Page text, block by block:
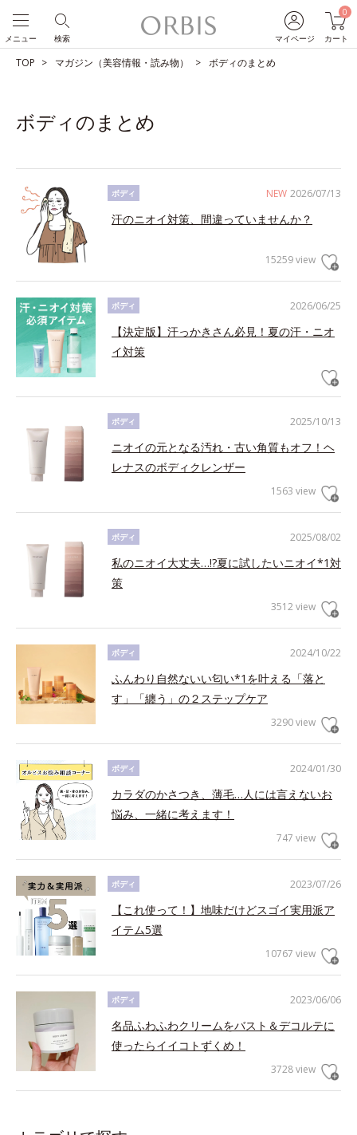
マイページ
0
カート
検索
メニュー
TOP マガジン（美容情報・読み物） ボディのまとめ
ボディのまとめ
NEW 2026/07/13
ボディ
汗のニオイ対策、間違っていませんか？
15259 view
2026/06/25
ボディ
【決定版】汗っかきさん必見！夏の汗・ニオ
イ対策
2025/10/13
ボディ
ニオイの元となる汚れ・古い角質もオフ！ヘ
レナスのボディクレンザー
1563 view
2025/08/02
ボディ
私のニオイ大丈夫…!?夏に試したいニオイ*1対
策
3512 view
2024/10/22
ボディ
ふんわり自然ないい匂い*1を叶える「落と
す」「纏う」の２ステップケア
3290 view
2024/01/30
ボディ
カラダのかさつき、薄毛…人には言えないお
悩み、一緒に考えます！
747 view
2023/07/26
ボディ
【これ使って！】地味だけどスゴイ実用派ア
イテム5選
10767 view
2023/06/06
ボディ
名品ふわふわクリームをバスト＆デコルテに
使ったらイイコトずくめ！
3728 view